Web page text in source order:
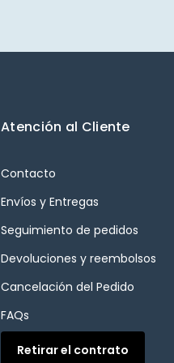
Atención al Cliente
Contacto
Envíos y Entregas
Seguimiento de pedidos
Devoluciones y reembolsos
Cancelación del Pedido
FAQs
Retirar el contrato